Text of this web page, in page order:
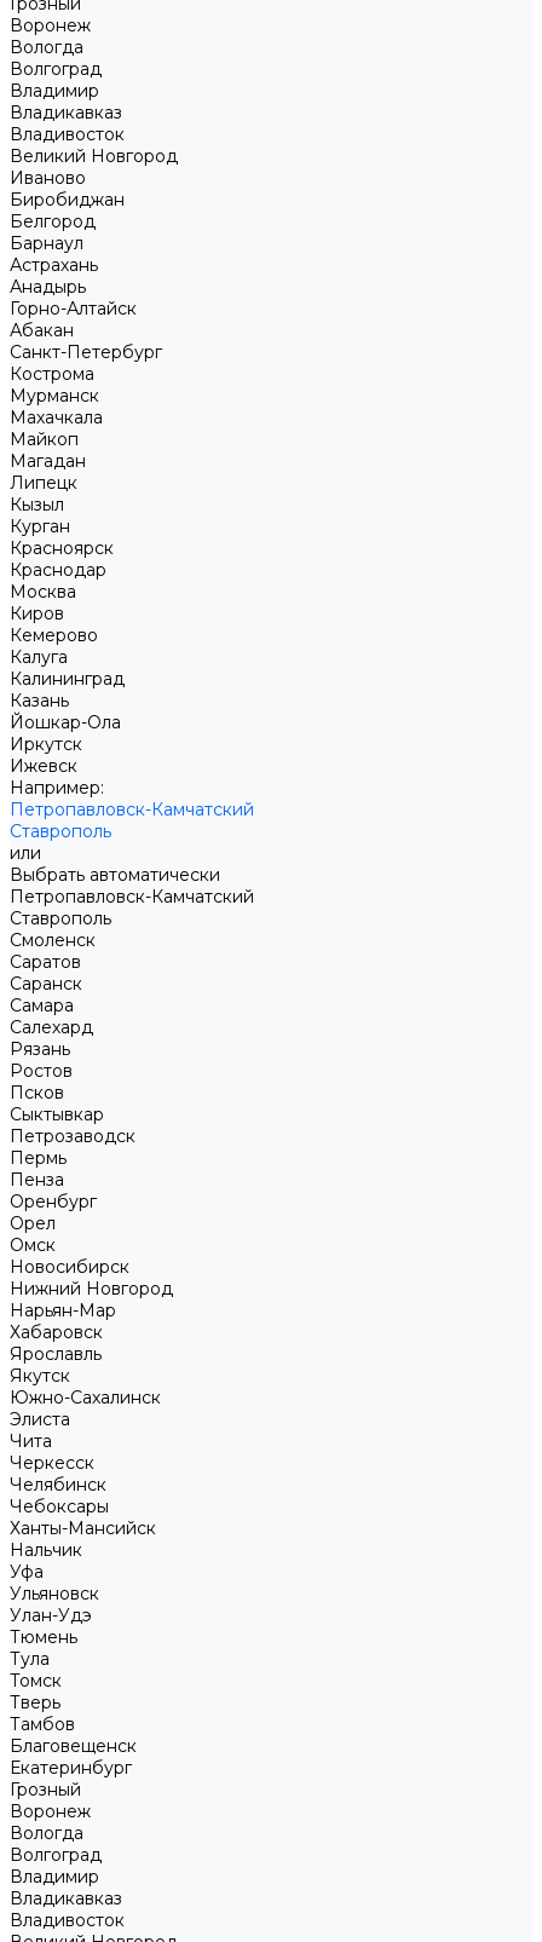
Воронеж
Вологда
Волгоград
Владимир
Владикавказ
Владивосток
Великий Новгород
Иваново
Биробиджан
Белгород
Барнаул
Астрахань
Анадырь
Горно-Алтайск
Абакан
Санкт-Петербург
Кострома
Мурманск
Махачкала
Майкоп
Магадан
Липецк
Кызыл
Курган
Красноярск
Краснодар
Москва
Киров
Кемерово
Калуга
Калининград
Казань
Йошкар-Ола
Иркутск
Ижевск
Например:
Петропавловск-Камчатский
Ставрополь
или
Выбрать автоматически
Петропавловск-Камчатский
Ставрополь
Смоленск
Саратов
Саранск
Самара
Салехард
Рязань
Ростов
Псков
Сыктывкар
Петрозаводск
Пермь
Пенза
Оренбург
Орел
Омск
Новосибирск
Нижний Новгород
Нарьян-Мар
Хабаровск
Ярославль
Якутск
Южно-Сахалинск
Элиста
Чита
Черкесск
Челябинск
Чебоксары
Ханты-Мансийск
Нальчик
Уфа
Ульяновск
Улан-Удэ
Тюмень
Тула
Томск
Тверь
Тамбов
Благовещенск
Екатеринбург
Грозный
Воронеж
Вологда
Волгоград
Владимир
Владикавказ
Владивосток